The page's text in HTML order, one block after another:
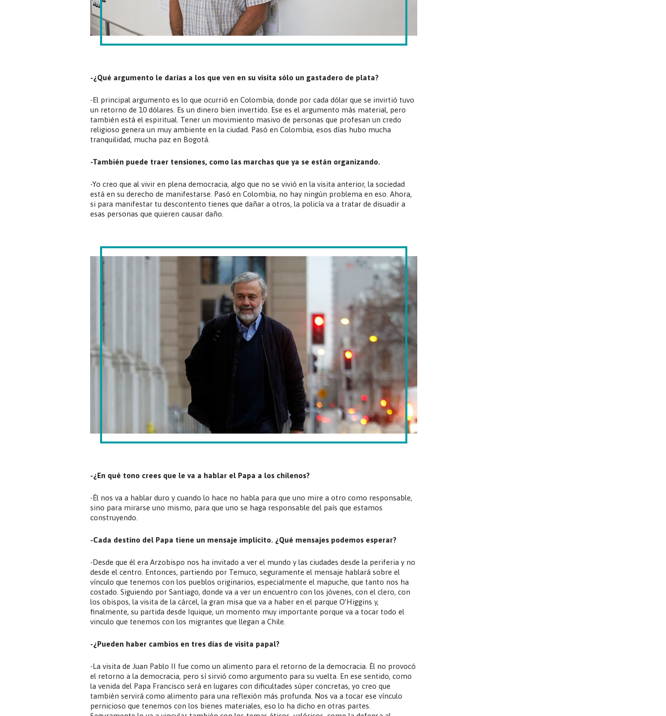
-¿Qué argumento le darías a los que ven en su visita sólo un gastadero de plata?
-El principal argumento es lo que ocurrió en Colombia, donde por cada dólar que se invirtió tuvo
un retorno de 10 dólares. Es un dinero bien invertido. Ese es el argumento más material, pero
también está el espiritual. Tener un movimiento masivo de personas que profesan un credo
religioso genera un muy ambiente en la ciudad. Pasó en Colombia, esos días hubo mucha
tranquilidad, mucha paz en Bogotá.
-También puede traer tensiones, como las marchas que ya se están organizando.
-Yo creo que al vivir en plena democracia, algo que no se vivió en la visita anterior, la sociedad
está en su derecho de manifestarse. Pasó en Colombia, no hay ningún problema en eso. Ahora,
si para manifestar tu descontento tienes que dañar a otros, la policía va a tratar de disuadir a
esas personas que quieren causar daño.
-¿En qué tono crees que le va a hablar el Papa a los chilenos?
-Él nos va a hablar duro y cuando lo hace no habla para que uno mire a otro como responsable,
sino para mirarse uno mismo, para que uno se haga responsable del país que estamos
construyendo.
-Cada destino del Papa tiene un mensaje implícito. ¿Qué mensajes podemos esperar?
-Desde que él era Arzobispo nos ha invitado a ver el mundo y las ciudades desde la periferia y no
desde el centro. Entonces, partiendo por Temuco, seguramente el mensaje hablará sobre el
vínculo que tenemos con los pueblos originarios, especialmente el mapuche, que tanto nos ha
costado. Siguiendo por Santiago, donde va a ver un encuentro con los jóvenes, con el clero, con
los obispos, la visita de la cárcel, la gran misa que va a haber en el parque O’Higgins y,
finalmente, su partida desde Iquique, un momento muy importante porque va a tocar todo el
vinculo que tenemos con los migrantes que llegan a Chile.
-¿Pueden haber cambios en tres días de visita papal?
-La visita de Juan Pablo II fue como un alimento para el retorno de la democracia. Él no provocó
el retorno a la democracia, pero sí sirvió como argumento para su vuelta. En ese sentido, como
la venida del Papa Francisco será en lugares con dificultades súper concretas, yo creo que
también servirá como alimento para una reflexión más profunda. Nos va a tocar ese vínculo
pernicioso que tenemos con los bienes materiales, eso lo ha dicho en otras partes.